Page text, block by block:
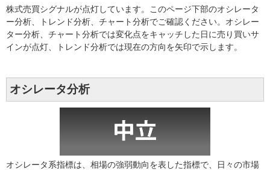
株式売買シグナルが点灯しています。このページ下部のオシレータ
ー分析、トレンド分析、チャート分析でご確認ください。オシレー
ター分析、チャート分析では変化点をキャッチした日に売り買いサ
インが点灯、トレンド分析では現在の方向を矢印で示します。
オシレータ分析
オシレータ系指標は、相場の強弱動向を表した指標で、日々の市場